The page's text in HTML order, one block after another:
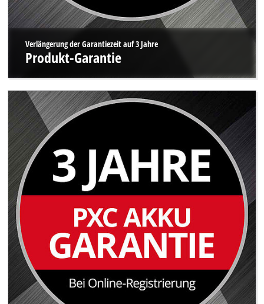
Verlängerung der Garantiezeit auf 3 Jahre
Produkt-Garantie